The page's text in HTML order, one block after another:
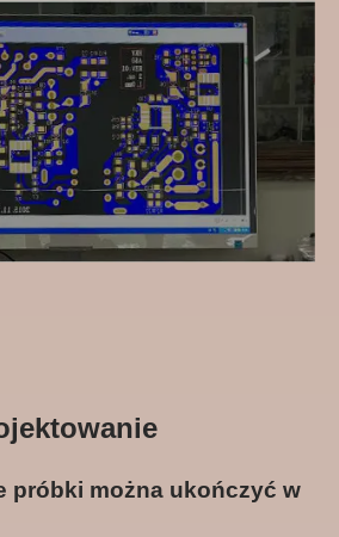
próbki można ukończyć w